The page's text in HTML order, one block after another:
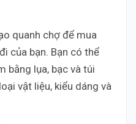
quanh chợ để mua
của bạn. Bạn có thể
bằng lụa, bạc và túi
vật liệu, kiểu dáng và